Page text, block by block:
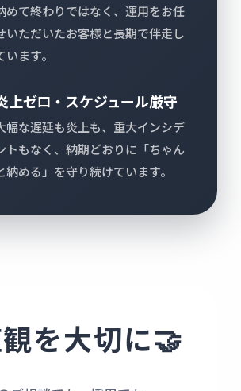
めて終わりではなく、運用をお任
いただいたお客様と長期で伴走し
います。
上ゼロ・スケジュール厳守
幅な遅延も炎上も、重大インシデ
トもなく、納期どおりに「ちゃん
納める」を守り続けています。
を大切に🤝